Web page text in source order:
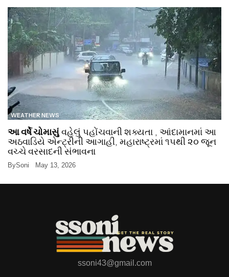
WEATHER NEWS
આ વર્ષે ચોમાસુંવહેલું પહોંચવાની શક્યતા , આંદામાનમાં આ
અઠવાડિયે એન્ટ્રીની આગાહી, મહારાષ્ટ્રમાં ૧૫થી ૨૦ જૂન
વચ્ચે વરસાદની સંભાવના
BySoni May 13, 2026
ssoni43@gmail.com